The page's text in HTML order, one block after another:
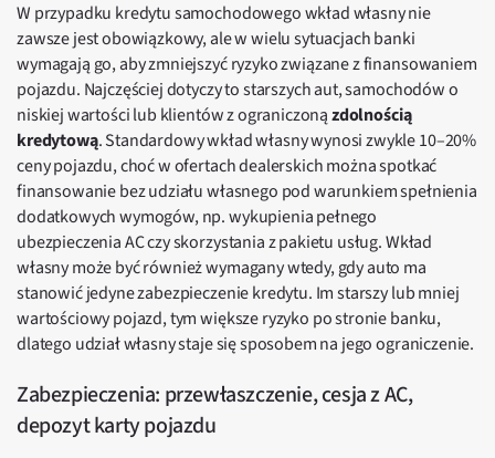
W przypadku kredytu samochodowego wkład własny nie
zawsze jest obowiązkowy, ale w wielu sytuacjach banki
wymagają go, aby zmniejszyć ryzyko związane z finansowaniem
pojazdu. Najczęściej dotyczy to starszych aut, samochodów o
niskiej wartości lub klientów z ograniczonązdolnością
kredytową. Standardowy wkład własny wynosi zwykle 10–20%
ceny pojazdu, choć w ofertach dealerskich można spotkać
finansowanie bez udziału własnego pod warunkiem spełnienia
dodatkowych wymogów, np. wykupienia pełnego
ubezpieczenia AC czy skorzystania z pakietu usług. Wkład
własny może być również wymagany wtedy, gdy auto ma
stanowić jedyne zabezpieczenie kredytu. Im starszy lub mniej
wartościowy pojazd, tym większe ryzyko po stronie banku,
dlatego udział własny staje się sposobem na jego ograniczenie.
Zabezpieczenia: przewłaszczenie, cesja z AC,
depozyt karty pojazdu